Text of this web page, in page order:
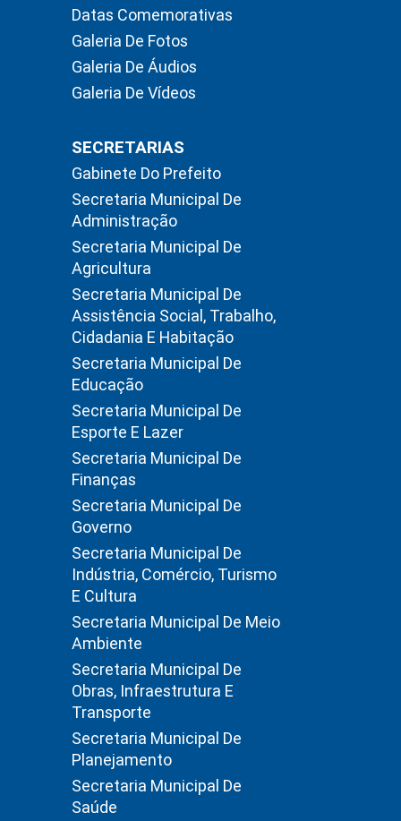
Datas Comemorativas
Galeria De Fotos
Galeria De Áudios
Galeria De Vídeos
SECRETARIAS
Gabinete Do Prefeito
Secretaria Municipal De
Administração
Secretaria Municipal De
Agricultura
Secretaria Municipal De
Assistência Social, Trabalho,
Cidadania E Habitação
Secretaria Municipal De
Educação
Secretaria Municipal De
Esporte E Lazer
Secretaria Municipal De
Finanças
Secretaria Municipal De
Governo
Secretaria Municipal De
Indústria, Comércio, Turismo
E Cultura
Secretaria Municipal De Meio
Ambiente
Secretaria Municipal De
Obras, Infraestrutura E
Transporte
Secretaria Municipal De
Planejamento
Secretaria Municipal De
Saúde